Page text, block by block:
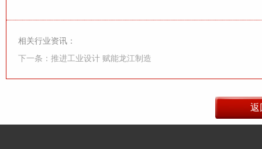
相关行业资讯：
下一条：推进工业设计 赋能龙江制造